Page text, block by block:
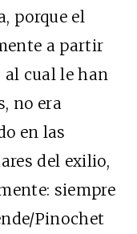
porque el
a partir
al cual le han
no era
en las
del exilio,
siempre
Pinochet